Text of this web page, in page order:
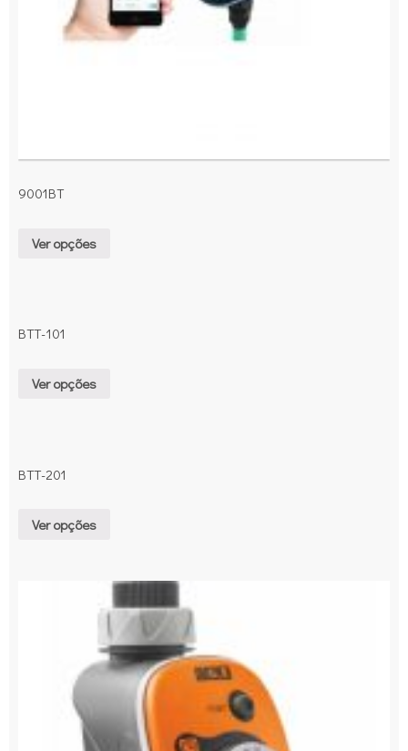
9001BT
Ver opções
BTT-101
Ver opções
BTT-201
Ver opções